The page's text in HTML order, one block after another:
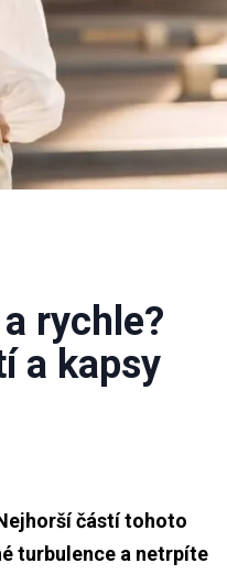
rychle?
a kapsy
částí tohoto
turbulence a netrpíte